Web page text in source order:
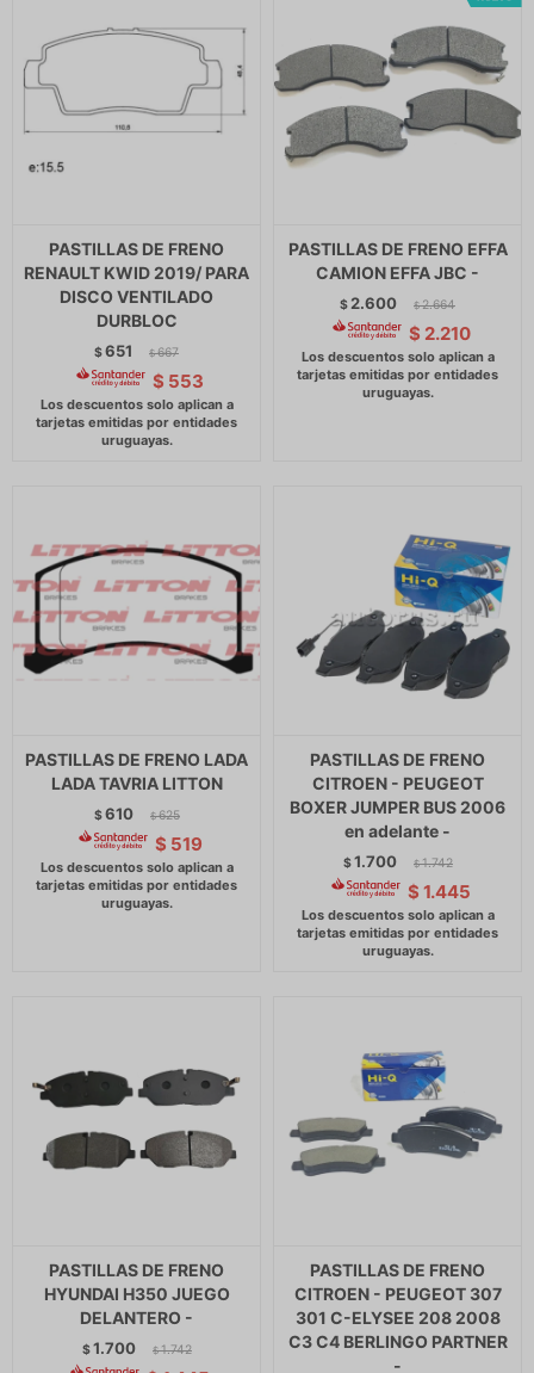
PASTILLAS DE FRENO
RENAULT KWID 2019/ PARA
DISCO VENTILADO
DURBLOC
$651 $ 667
$ 553
PASTILLAS DE FRENO EFFA
CAMION EFFA JBC -
$ 2.600 $ 2.664
$ 2.210
PASTILLAS DE FRENO LADA
LADA TAVRIA LITTON
$610 $ 625
$ 519
PASTILLAS DE FRENO
CITROEN - PEUGEOT
BOXER JUMPER BUS 2006
en adelante -
$1.700 $ 1.742
$ 1.445
PASTILLAS DE FRENO
HYUNDAI H350 JUEGO
DELANTERO -
$1.700 $ 1.742
PASTILLAS DE FRENO
CITROEN - PEUGEOT 307
301 C-ELYSEE 208 2008
C3 C4 BERLINGO PARTNER
-